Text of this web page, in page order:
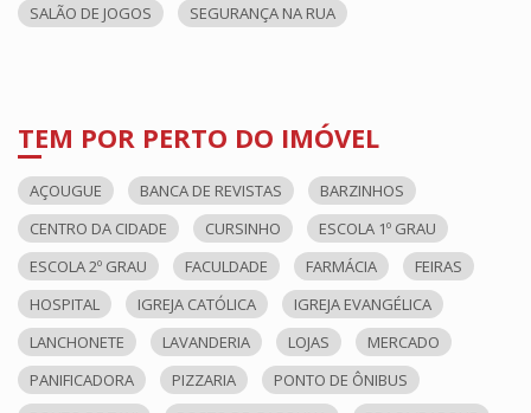
SALÃO DE JOGOS
SEGURANÇA NA RUA
TEM POR PERTO DO IMÓVEL
AÇOUGUE BANCA DE REVISTAS
BARZINHOS
CENTRO DA CIDADE
CURSINHO
ESCOLA 1º GRAU
ESCOLA 2º GRAU
FACULDADE FARMÁCIA
FEIRAS
HOSPITAL
IGREJA CATÓLICA
IGREJA EVANGÉLICA
LANCHONETE
LAVANDERIA LOJAS
MERCADO
PANIFICADORA
PIZZARIA
PONTO DE ÔNIBUS